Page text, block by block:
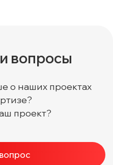
вопросы
о наших проектах
проект?